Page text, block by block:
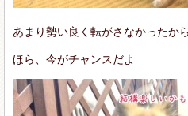
あまり勢い良く転がさなかったか
ほら、今がチャンスだよ